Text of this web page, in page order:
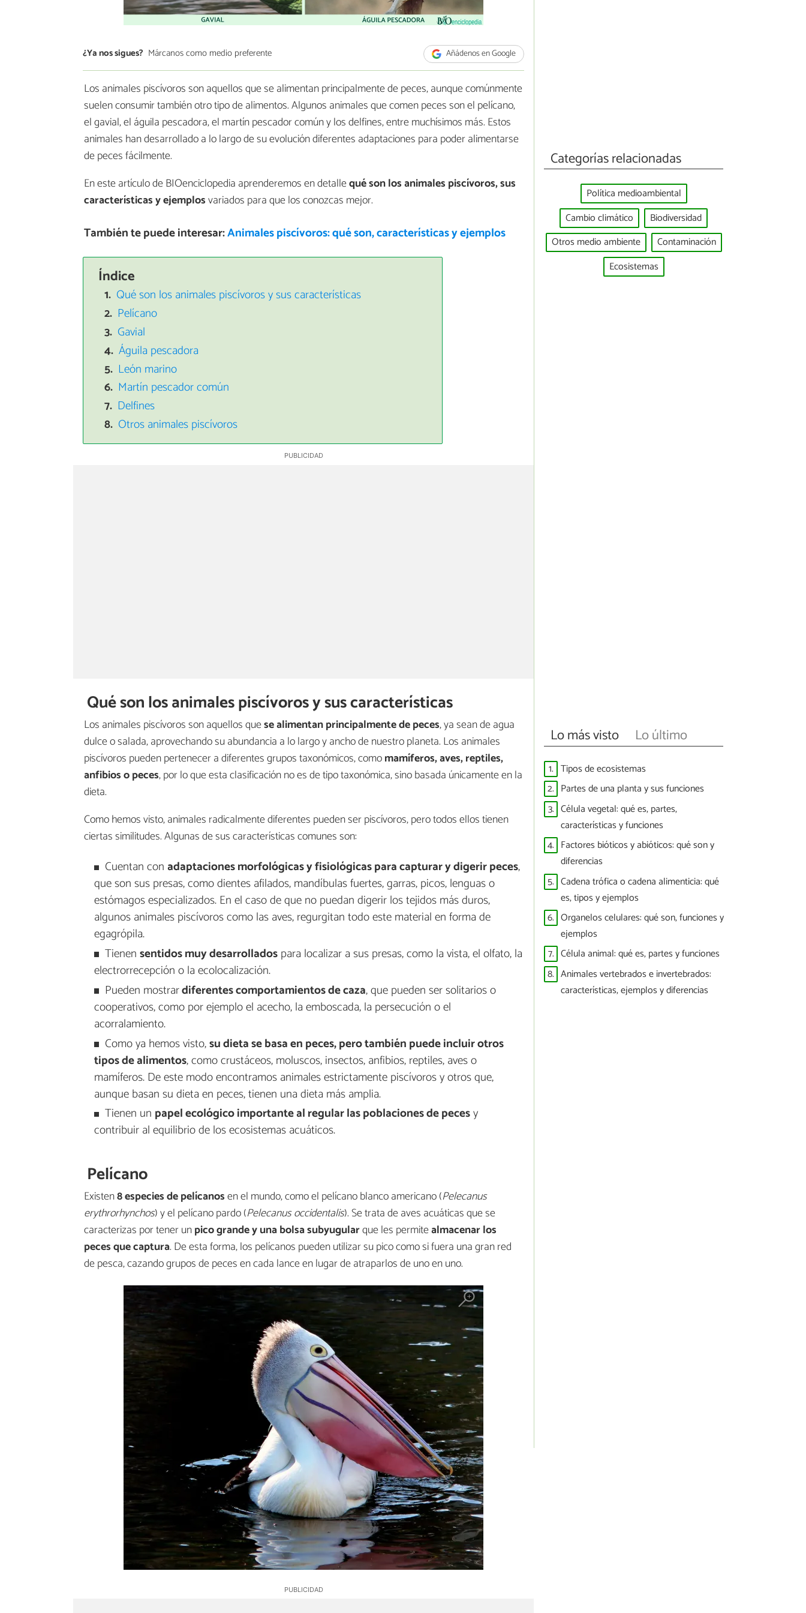
¿Ya nos sigues? Márcanos como medio preferente Añádenos en Google
Los animales piscívoros son aquellos que se alimentan principalmente de peces, aunque comúnmente
suelen consumir también otro tipo de alimentos. Algunos animales que comen peces son el pelícano,
el gavial, el águila pescadora, el martín pescador común y los delfines, entre muchísimos más. Estos
animales han desarrollado a lo largo de su evolución diferentes adaptaciones para poder alimentarse
de peces fácilmente.
En este artículo de BIOenciclopedia aprenderemos en detallequé son los animales piscívoros, sus
características y ejemplosvariados para que los conozcas mejor.
También te puede interesar:Animales piscívoros: qué son, características y ejemplos
Índice
Qué son los animales piscívoros y sus características
Pelícano
Gavial
Águila pescadora
León marino
Martín pescador común
Delfines
Otros animales piscívoros
Qué son los animales piscívoros y sus características
Los animales piscívoros son aquellos quese alimentan principalmente de peces, ya sean de agua
dulce o salada, aprovechando su abundancia a lo largo y ancho de nuestro planeta. Los animales
piscívoros pueden pertenecer a diferentes grupos taxonómicos, comomamíferos, aves, reptiles,
anfibios o peces, por lo que esta clasificación no es de tipo taxonómica, sino basada únicamente en la
dieta.
Como hemos visto, animales radicalmente diferentes pueden ser piscívoros, pero todos ellos tienen
ciertas similitudes. Algunas de sus características comunes son:
Cuentan conadaptaciones morfológicas y fisiológicas para capturar y digerir peces,
que son sus presas, como dientes afilados, mandíbulas fuertes, garras, picos, lenguas o
estómagos especializados. En el caso de que no puedan digerir los tejidos más duros,
algunos animales piscívoros como las aves, regurgitan todo este material en forma de
egagrópila.
Tienensentidos muy desarrolladospara localizar a sus presas, como la vista, el olfato, la
electrorrecepción o la ecolocalización.
Pueden mostrardiferentes comportamientos de caza, que pueden ser solitarios o
cooperativos, como por ejemplo el acecho, la emboscada, la persecución o el
acorralamiento.
Como ya hemos visto,su dieta se basa en peces, pero también puede incluir otros
tipos de alimentos, como crustáceos, moluscos, insectos, anfibios, reptiles, aves o
mamíferos. De este modo encontramos animales estrictamente piscívoros y otros que,
aunque basan su dieta en peces, tienen una dieta más amplia.
Tienen un papel ecológico importante al regular las poblaciones de pecesy
contribuir al equilibrio de los ecosistemas acuáticos.
Pelícano
Existen8 especies de pelícanosen el mundo, como el pelícano blanco americano (Pelecanus
erythrorhynchos) y el pelícano pardo (Pelecanus occidentalis). Se trata de aves acuáticas que se
caracterizas por tener unpico grande y una bolsa subyugularque les permitealmacenar los
peces que captura. De esta forma, los pelícanos pueden utilizar su pico como si fuera una gran red
de pesca, cazando grupos de peces en cada lance en lugar de atraparlos de uno en uno.
Categorías relacionadas
Política medioambiental
Cambio climático
Biodiversidad
Otros medio ambiente
Contaminación
Ecosistemas
Lo más visto Lo último
1. Tipos de ecosistemas
2. Partes de una planta y sus funciones
3. Célula vegetal: qué es, partes,
características y funciones
4. Factores bióticos y abióticos: qué son y
diferencias
5. Cadena trófica o cadena alimenticia: qué
es, tipos y ejemplos
6. Organelos celulares: qué son, funciones y
ejemplos
7. Célula animal: qué es, partes y funciones
8. Animales vertebrados e invertebrados:
características, ejemplos y diferencias